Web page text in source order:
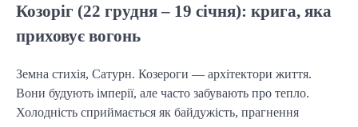
Козоріг (22 грудня – 19 січня): крига, яка
приховує вогонь
Земна стихія, Сатурн. Козероги — архітектори життя.
Вони будують імперії, але часто забувають про тепло.
Холодність сприймається як байдужість, прагнення